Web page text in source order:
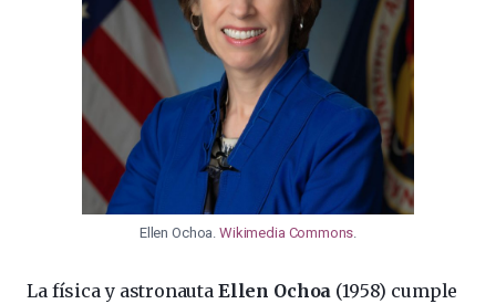
Ellen Ochoa.Wikimedia Commons.
La física y astronauta Ellen Ochoa (1958) cumple